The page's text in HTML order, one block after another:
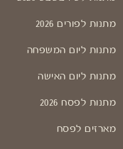
מתנות לפורים 2026
מתנות ליום המשפחה
מתנות ליום האישה
מתנות לפסח 2026
מארזים לפסח